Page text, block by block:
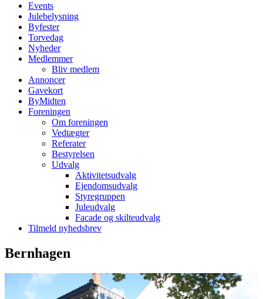
Events
Julebelysning
Byfester
Torvedag
Nyheder
Medlemmer
Bliv medlem
Annoncer
Gavekort
ByMidten
Foreningen
Om foreningen
Vedtægter
Referater
Bestyrelsen
Udvalg
Aktivitetsudvalg
Ejendomsudvalg
Styregruppen
Juleudvalg
Facade og skilteudvalg
Tilmeld nyhedsbrev
Bernhagen